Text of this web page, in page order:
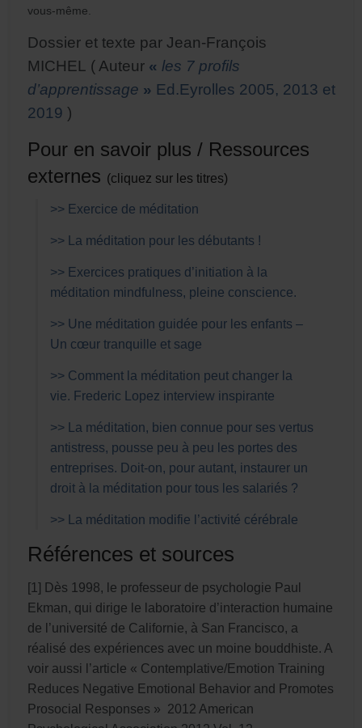
vous-même.
Dossier et texte par Jean-François
MICHEL ( Auteur « les 7 profils
d’apprentissage » Ed.Eyrolles 2005, 2013 et
2019 )
Pour en savoir plus / Ressources
externes (cliquez sur les titres)
>> Exercice de méditation
>> La méditation pour les débutants !
>> Exercices pratiques d’initiation à la
méditation mindfulness, pleine conscience.
>> Une méditation guidée pour les enfants –
Un cœur tranquille et sage
>> Comment la méditation peut changer la
vie. Frederic Lopez interview inspirante
>> La méditation, bien connue pour ses vertus
antistress, pousse peu à peu les portes des
entreprises. Doit-on, pour autant, instaurer un
droit à la méditation pour tous les salariés ?
>> La méditation modifie l’activité cérébrale
Références et sources
[1] Dès 1998, le professeur de psychologie Paul
Ekman, qui dirige le laboratoire d’interaction humaine
de l’université de Californie, à San Francisco, a
réalisé des expériences avec un moine bouddhiste. A
voir aussi l’article « Contemplative/Emotion Training
Reduces Negative Emotional Behavior and Promotes
Prosocial Responses » 2012 American